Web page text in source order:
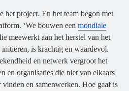
het project. En het team begon met
‘We bouwen een mondiale
meewerkt aan het herstel van het
is krachtig en waardevol.
en netwerk vergroot het
en organisaties die niet van elkaars
vinden en samenwerken. Hoe gaaf is